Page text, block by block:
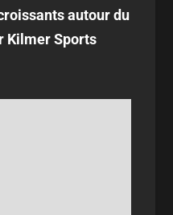
autour du
Kilmer Sports